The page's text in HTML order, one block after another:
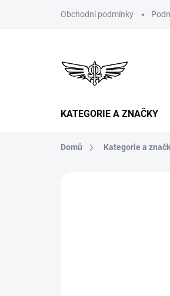
Obchodní podmínky
KATEGORIE A ZNAČKY
Domů Kategorie a